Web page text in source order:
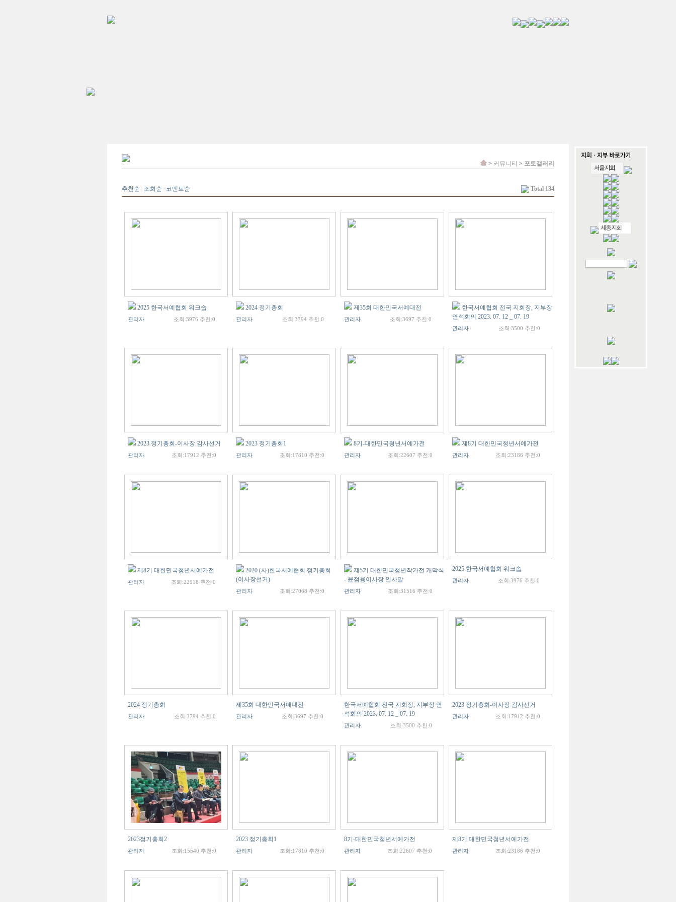
> 커뮤니티 > 포토갤러리
추천순 조회순 코멘트순 Total 134
2025 한국서예협회 워크솝
관리자 조회:3976 추천:0
2024 정기총회
관리자 조회:3794 추천:0
제35회 대한민국서예대전
관리자 조회:3697 추천:0
한국서예협회 전국 지회장, 지부장
연석회의 2023. 07. 12 _ 07. 19
관리자 조회:3500 추천:0
2023 정기총회-이사장 감사선거
관리자 조회:17912 추천:0
2023 정기총회1
관리자 조회:17810 추천:0
8기-대한민국청년서예가전
관리자 조회:22607 추천:0
제8기 대한민국청년서예가전
관리자 조회:23186 추천:0
제8기 대한민국청년서예가전
관리자 조회:22918 추천:0
2020 (사)한국서예협회 정기총회
(이사장선거)
관리자 조회:27068 추천:0
제5기 대한민국청년작가전 개막식
- 윤점용이사장 인사말
관리자 조회:31516 추천:0
2025 한국서예협회 워크솝
관리자 조회:3976 추천:0
2024 정기총회
관리자 조회:3794 추천:0
제35회 대한민국서예대전
관리자 조회:3697 추천:0
한국서예협회 전국 지회장, 지부장 연
석회의 2023. 07. 12 _ 07. 19
관리자 조회:3500 추천:0
2023 정기총회-이사장 감사선거
관리자 조회:17912 추천:0
2023정기총회2
관리자 조회:15540 추천:0
2023 정기총회1
관리자 조회:17810 추천:0
8기-대한민국청년서예가전
관리자 조회:22607 추천:0
제8기 대한민국청년서예가전
관리자 조회:23186 추천:0